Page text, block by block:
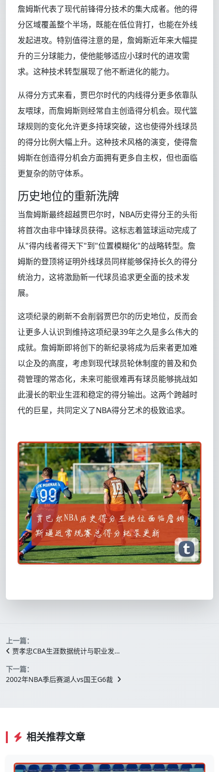
詹姆斯代表了现代前锋得分技术的集大成者。他的得
分区域覆盖整个半场，既能在低位背打，也能在外线
发起进攻。特别值得注意的是，詹姆斯近年来大幅提
升的三分球能力，使他能够适应小球时代的进攻需
求。这种技术转型展现了他不断进化的能力。
从得分方式来看，贾巴尔时代的内线得分更多依靠队
友喂球，而詹姆斯则经常自主创造得分机会。现代篮
球规则的变化允许更多持球突破，这也使得外线球员
的得分比例大幅上升。这种技术风格的演变，使得詹
姆斯在创造得分机会方面拥有更多自主权，但也面临
更复杂的防守体系。
历史地位的重新洗牌
当詹姆斯最终超越贾巴尔时，NBA历史得分王的头衔
将首次由非中锋球员获得。这标志着篮球运动完成了
从"得内线者得天下"到"位置模糊化"的战略转型。詹
姆斯的登顶将证明外线球员同样能够保持长久的得分
统治力，这将激励新一代球员追求更全面的技术发
展。
这项纪录的刷新不会削弱贾巴尔的历史地位，反而会
让更多人认识到维持这项纪录39年之久是多么伟大的
成就。詹姆斯即将创下的新纪录将成为后来者更加难
以企及的高度，考虑到现代球员轮休制度的普及和负
荷管理的常态化，未来可能很难再有球员能够挑战如
此漫长的职业生涯和稳定的得分输出。这两个跨越时
代的巨星，共同定义了NBA得分艺术的极致追求。
上一篇：
贾孝忠CBA生涯数据统计与职业发…
下一篇：
2002年NBA季后赛湖人vs国王G6裁
相关推荐文章